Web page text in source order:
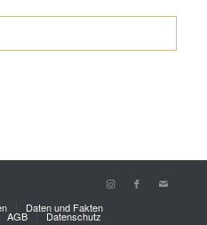
Daten und Fakten
AGB Datenschutz